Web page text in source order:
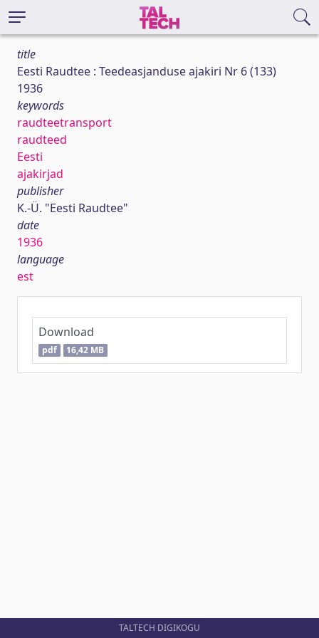
title
Eesti Raudtee : Teedeasjanduse ajakiri Nr 6 (133)
1936
keywords
raudteetransport
raudteed
Eesti
ajakirjad
publisher
K.-Ü. "Eesti Raudtee"
date
1936
language
est
Download
pdf 16,42 MB
TALTECH DIGIKOGU